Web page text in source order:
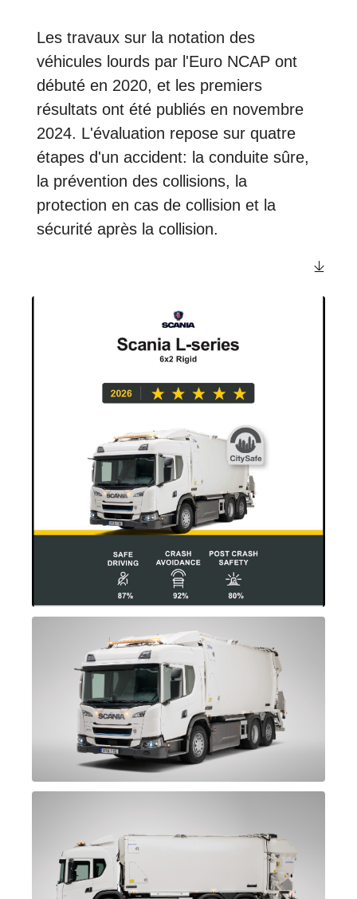
Les travaux sur la notation des
véhicules lourds par l'Euro NCAP ont
débuté en 2020, et les premiers
résultats ont été publiés en novembre
2024. L'évaluation repose sur quatre
étapes d'un accident: la conduite sûre,
la prévention des collisions, la
protection en cas de collision et la
sécurité après la collision.